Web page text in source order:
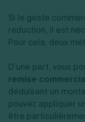
Si le geste
réduction, il est
Pour cela, deux
D’une part, vous
remise
déduisant un
pouvez appliquer
être